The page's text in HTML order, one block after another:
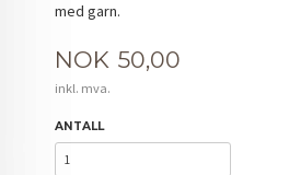
med garn.
Pris
NOK 50,00
inkl. mva.
ANTALL